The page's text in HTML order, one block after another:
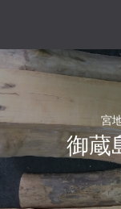
宮
御蔵